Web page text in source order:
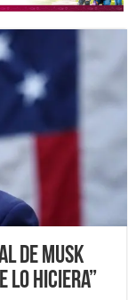
de Musk
lo hiciera”